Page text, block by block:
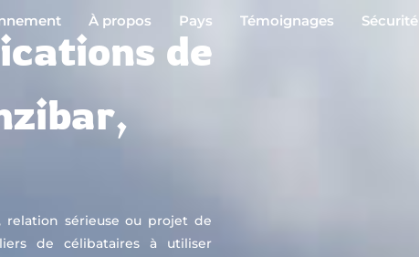
À propos Pays Témoignages Sécurité
de
sérieuse ou projet de
de célibataires à utiliser